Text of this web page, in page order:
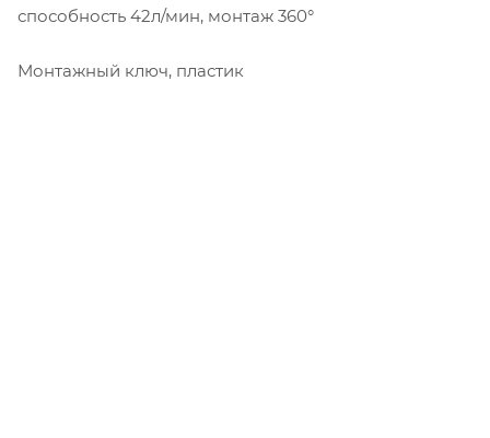
способность 42л/мин, монтаж 360°
Монтажный ключ, пластик